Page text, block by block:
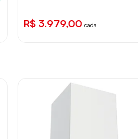
R$ 3.979,00 cada